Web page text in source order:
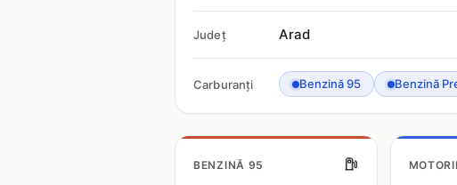
Județ Arad
Carburanți Benzină 95 Benzină
BENZINĂ 95